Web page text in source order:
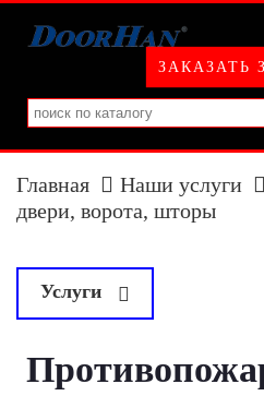
ЗАКАЗАТЬ
Главная Наши услуги
двери, ворота, шторы
Услуги
парковкой